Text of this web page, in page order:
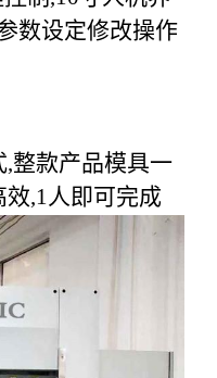
数设定修改操作
整款产品模具一
,1人即可完成